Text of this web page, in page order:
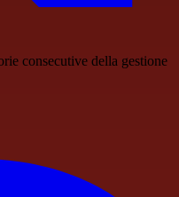
consecutive della gestione